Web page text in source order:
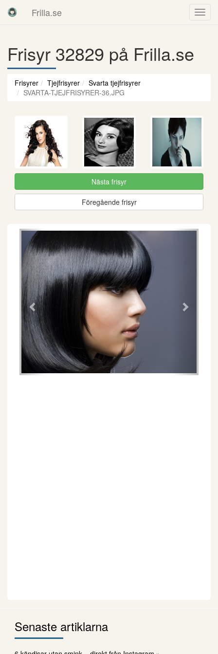
Frilla.se
Frisyr 32829 på Frilla.se
Frisyrer Tjejfrisyrer
Svarta tjejfrisyrer
SVARTA-TJEJFRISYRER-36.JPG
Nästa frisyr
Föregående frisyr
Föregående
Senaste artiklarna